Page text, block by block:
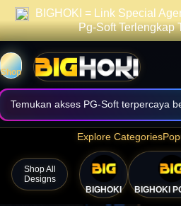
BIGHOKI = Link Special
Pg-Soft Terlengkap
Shop
praktis.
Informasi halaman dibuat jelas,
Nikmati akses nyaman melalui
Temukan akses PG-Soft terpercaya
Explore Categories
Shop All
Designs
BIGHOKI
BIGHOKI
💴